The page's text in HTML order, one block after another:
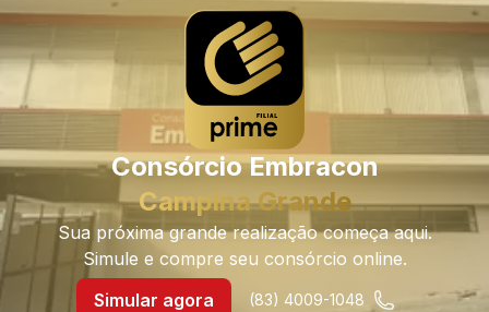
Consórcio Embracon
Campina Grande
Sua próxima grande realização começa aqui.
Simule e compre seu consórcio online.
Simular agora
(83) 4009-1048